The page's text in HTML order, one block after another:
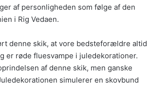
af personligheden som følge af den
i Rig Vedaen.
denne skik, at vore bedsteforældre altid
er røde fluesvampe i juledekorationer.
af denne skik, men ganske
simulerer en skovbund